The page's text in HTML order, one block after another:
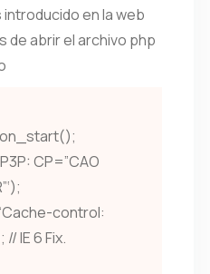
en la web
de abrir el archivo php
CP=”CAO
control:
IE 6 Fix.